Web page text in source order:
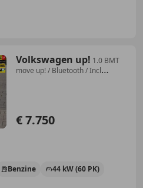
Volkswagen up! 1.0 BMT
move up! / Bluetooth / Incl
€ 7.750
Benzine 44 kW (60 PK)